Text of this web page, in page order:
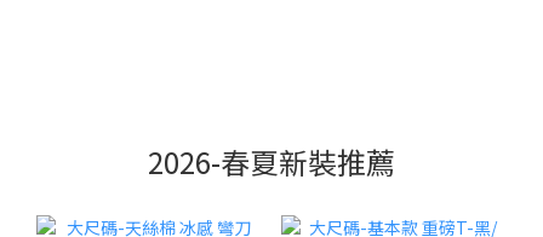
2026-春夏新裝推薦